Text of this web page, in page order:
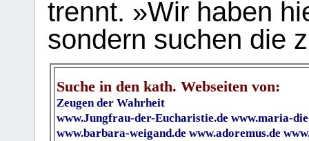
trennt. »Wir haben
sondern suchen die
Suche in den kath. Webseiten von:
Zeugen der Wahrheit
www.Jungfrau-der-Eucharistie.de www.maria-
www.barbara-weigand.de www.adoremus.de